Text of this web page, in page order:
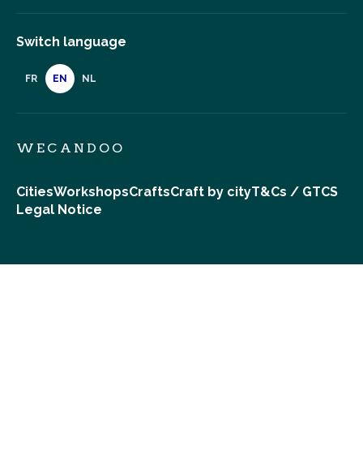
Switch language
FR EN NL
WECANDOO
CitiesWorkshopsCraftsCraft by cityT&Cs / GTCS
Legal Notice